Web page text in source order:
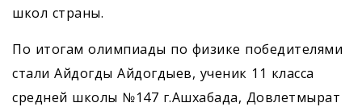
школ страны.
По итогам олимпиады по физике победителями
стали Айдогды Айдогдыев, ученик 11 класса
средней школы №147 г.Ашхабада, Довлетмырат